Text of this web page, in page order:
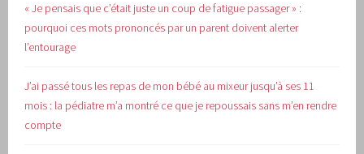
« Je pensais que c’était juste un coup de fatigue passager » :
pourquoi ces mots prononcés par un parent doivent alerter
l’entourage
J’ai passé tous les repas de mon bébé au mixeur jusqu’à ses 11
mois : la pédiatre m’a montré ce que je repoussais sans m’en rendre
compte